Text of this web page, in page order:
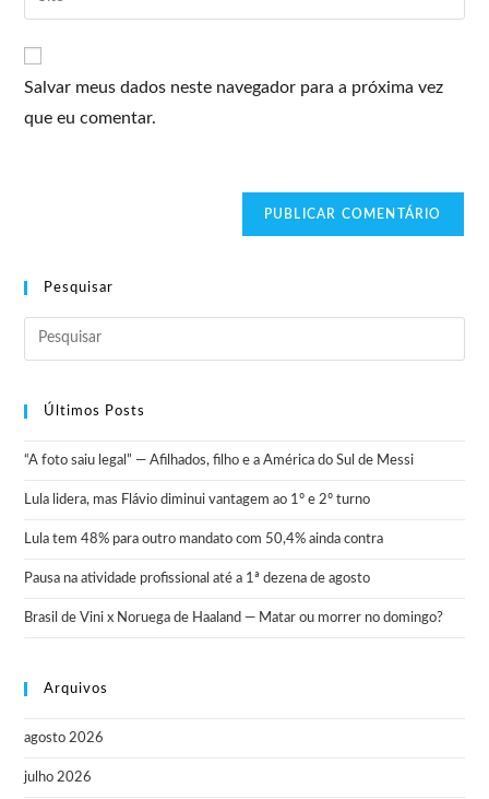
Salvar meus dados neste navegador para a próxima vez
que eu comentar.
Pesquisar
Últimos Posts
“A foto saiu legal” — Afilhados, filho e a América do Sul de Messi
Lula lidera, mas Flávio diminui vantagem ao 1º e 2º turno
Lula tem 48% para outro mandato com 50,4% ainda contra
Pausa na atividade profissional até a 1ª dezena de agosto
Brasil de Vini x Noruega de Haaland — Matar ou morrer no domingo?
Arquivos
agosto 2026
julho 2026